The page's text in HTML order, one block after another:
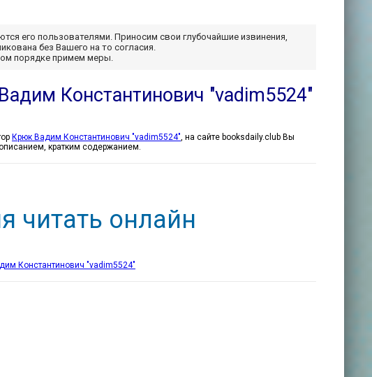
его пользователями. Приносим свои глубочайшие извинения,
без Вашего на то согласия.
порядке примем меры.
Константинович "vadim5524"
"vadim5524" - автор Крюк Вадим Константинович "vadim5524", на сайте booksdaily.club Вы
кратким содержанием.
читать онлайн
Константинович "vadim5524"